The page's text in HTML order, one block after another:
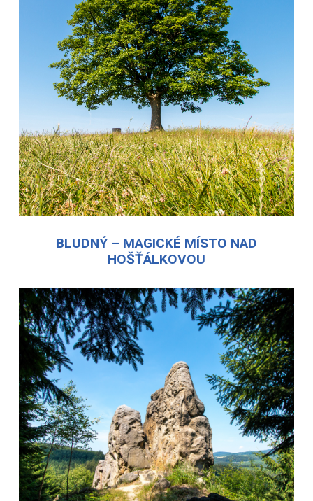
BLUDNÝ – MAGICKÉ MÍSTO NAD
HOŠŤÁLKOVOU